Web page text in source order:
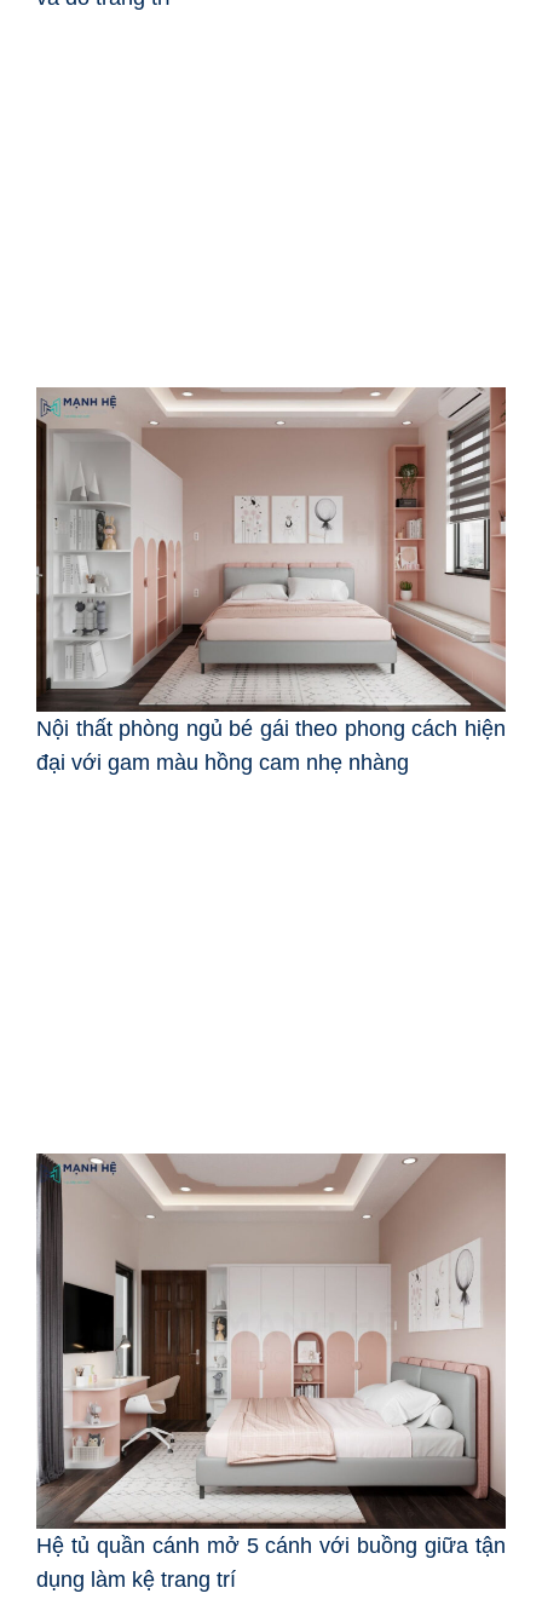
Nội thất phòng ngủ bé gái theo phong cách hiện
đại với gam màu hồng cam nhẹ nhàng
Hệ tủ quần cánh mở 5 cánh với buồng giữa tận
dụng làm kệ trang trí